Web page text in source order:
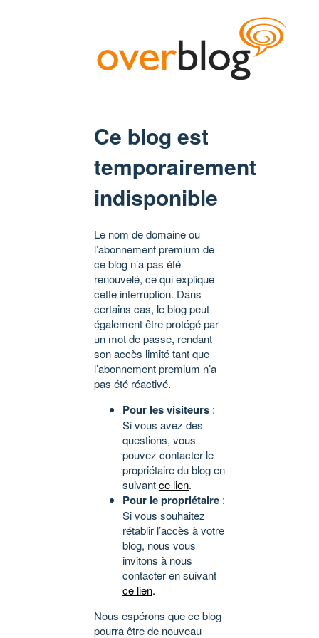
Ce blog est
temporairement
indisponible
Le nom de domaine ou
l’abonnement premium de
ce blog n’a pas été
renouvelé, ce qui explique
cette interruption. Dans
certains cas, le blog peut
également être protégé par
un mot de passe, rendant
son accès limité tant que
l’abonnement premium n’a
pas été réactivé.
Pour les visiteurs :
Si vous avez des
questions, vous
pouvez contacter le
propriétaire du blog en
suivantce lien.
Pour le propriétaire :
Si vous souhaitez
rétablir l’accès à votre
blog, nous vous
invitons à nous
contacter en suivant
ce lien.
Nous espérons que ce blog
pourra être de nouveau